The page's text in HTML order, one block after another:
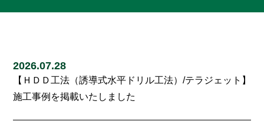
2026.07.28
【ＨＤＤ工法（誘導式水平ドリル工法）/テラジェット】
施工事例を掲載いたしました